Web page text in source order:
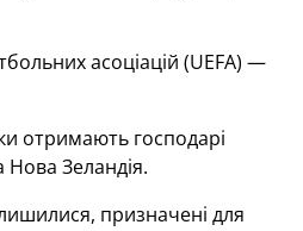
асоціацій (UEFA) —
отримають господарі
Нова Зеландія.
призначені для